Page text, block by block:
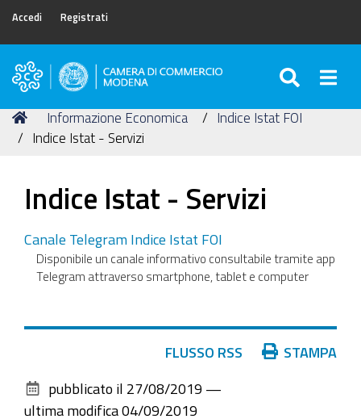
Accedi Registrati
Camera
Commercio
di
Tu
sei
Home
Informazione Economica
Indice Istat FOI
Indice Istat - Servizi
Indice Istat - Servizi
Canale Telegram Indice Istat FOI
Disponibile un canale informativo consultabile tramite app
Telegram attraverso smartphone, tablet e computer
documento
FLUSSO RSS STAMPA
pubblicato il 27/08/2019 —
ultima modifica 04/09/2019